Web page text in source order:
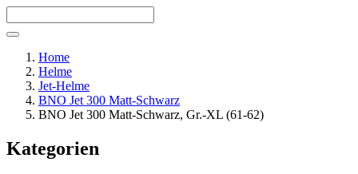
Home
Helme
Jet-Helme
BNO Jet 300 Matt-Schwarz
BNO Jet 300 Matt-Schwarz, Gr.-XL (61-62)
Kategorien